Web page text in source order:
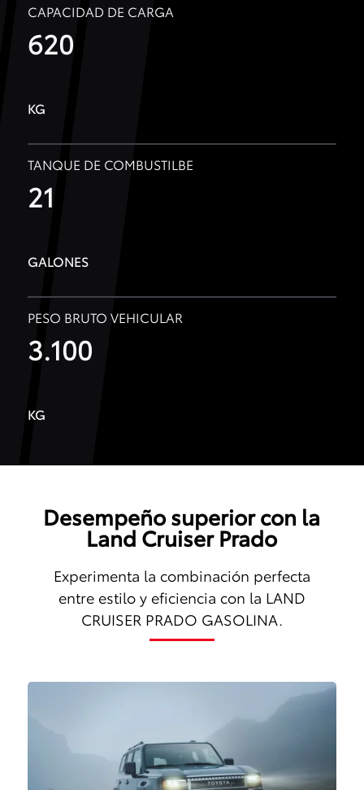
CAPACIDAD DE CARGA
620
KG
TANQUE DE COMBUSTILBE
21
GALONES
PESO BRUTO VEHICULAR
3.100
KG
Desempeño superior con la
Land Cruiser Prado
Experimenta la combinación perfecta
entre estilo y eficiencia con la LAND
CRUISER PRADO GASOLINA.